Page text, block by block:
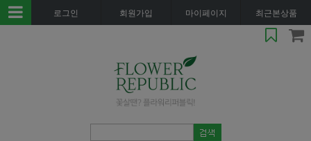
로그인 회원가입 마이페이지 최근본상품